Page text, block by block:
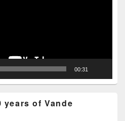
00:31
years of Vande